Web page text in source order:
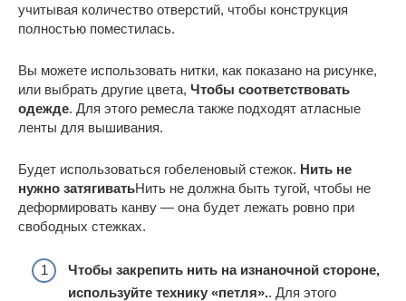
учитывая количество отверстий, чтобы конструкция
полностью поместилась.
Вы можете использовать нитки, как показано на рисунке,
или выбрать другие цвета, Чтобы соответствовать
одежде. Для этого ремесла также подходят атласные
ленты для вышивания.
Будет использоваться гобеленовый стежок. Нить не
нужно затягиватьНить не должна быть тугой, чтобы не
деформировать канву — она будет лежать ровно при
свободных стежках.
Чтобы закрепить нить на изнаночной стороне,
используйте технику «петля».. Для этого